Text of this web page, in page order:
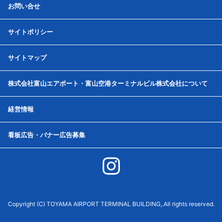
お問い合せ
サイトポリシー
サイトマップ
株式会社富山エアポート・富山空港ターミナルビル株式会社について
経営情報
看板広告・バナー広告募集
Copyright (C) TOYAMA AIRPORT TERMINAL BUILDING,.All rights reserved.